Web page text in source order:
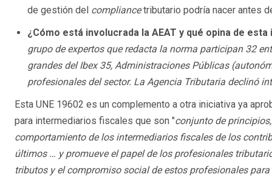
de gestión del compliancetributario podría nacer antes
¿Cómo está involucrada la AEAT y qué opina de esta
grupo de expertos que redacta la norma participan 32
grandes del Ibex 35, Administraciones Públicas
profesionales del sector. La Agencia Tributaria declinó
Esta UNE 19602 es un complemento a otra iniciativa ya
para intermediarios fiscales que son "conjunto de
comportamiento de los intermediarios fiscales de los
últimos … y promueve el papel de los profesionales
tributos y el compromiso social de estos profesionales